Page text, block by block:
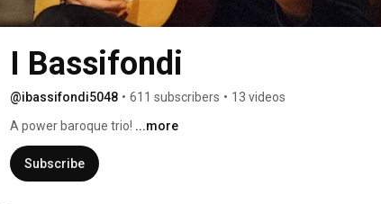
I Bassifondi
@ibassifondi5048 • 611 subscribers • 13 videos
A power baroque trio! ...more
Subscribe